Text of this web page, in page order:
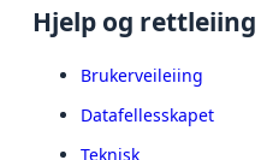
Hjelp og rettleiing
Brukerveileiing
Datafellesskapet
Teknisk